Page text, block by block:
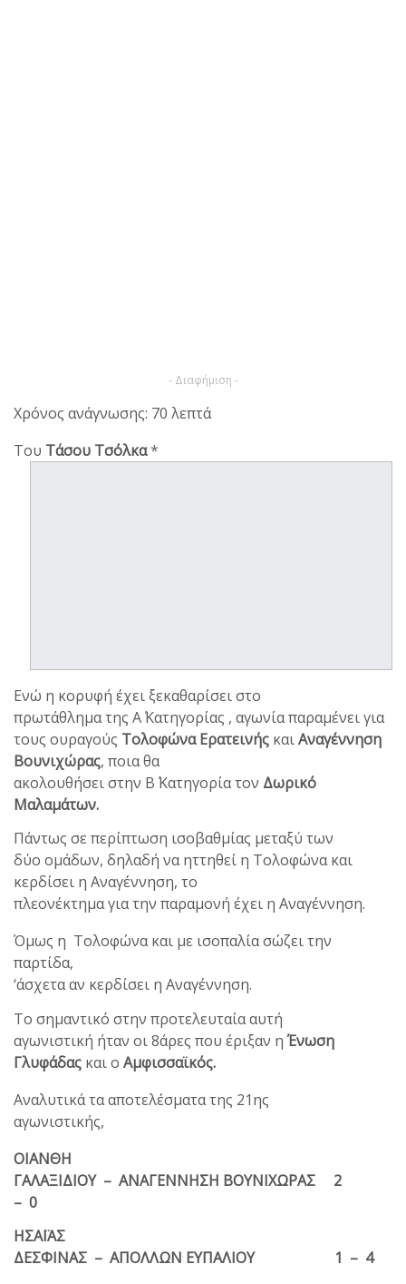
- Διαφήμιση -
Χρόνος ανάγνωσης: 70 λεπτά
Του Τάσου Τσόλκα*
Ενώ η κορυφή έχει ξεκαθαρίσει στο
πρωτάθλημα της Α΄ Κατηγορίας , αγωνία παραμένει για
τους ουραγούς Τολοφώνα Ερατεινής καιΑναγέννηση
Βουνιχώρας, ποια θα
ακολουθήσει στην Β΄ Κατηγορία τον Δωρικό
Μαλαμάτων.
Πάντως σε περίπτωση ισοβαθμίας μεταξύ των
δύο ομάδων, δηλαδή να ηττηθεί η Τολοφώνα και
κερδίσει η Αναγέννηση, το
πλεονέκτημα για την παραμονή έχει η Αναγέννηση.
Όμως η Τολοφώνα και με ισοπαλία σώζει την
παρτίδα,
‘άσχετα αν κερδίσει η Αναγέννηση.
Το σημαντικό στην προτελευταία αυτή
αγωνιστική ήταν οι 8άρες που έριξαν η Ένωση
Γλυφάδας και ο Αμφισσαϊκός.
Αναλυτικά τα αποτελέσματα της 21ης
αγωνιστικής,
ΟΙΑΝΘΗ
ΓΑΛΑΞΙΔΙΟΥ – ΑΝΑΓΕΝΝΗΣΗ ΒΟΥΝΙΧΩΡΑΣ 2
– 0
ΗΣΑΪΑΣ
ΔΕΣΦΙΝΑΣ – ΑΠΟΛΛΩΝ ΕΥΠΑΛΙΟΥ 1 – 4